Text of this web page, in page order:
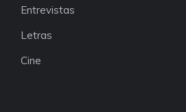
Entrevistas
Letras
Cine